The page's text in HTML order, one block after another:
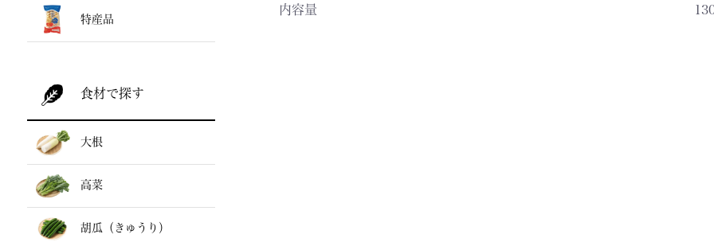
特産品
食材で探す
大根
高菜
胡瓜（きゅうり）
内容量